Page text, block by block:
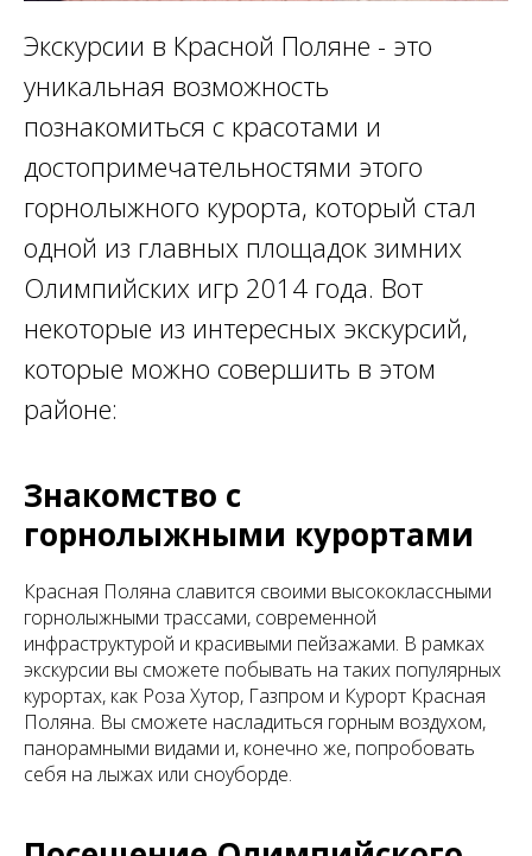
Экскурсии в Красной Поляне - это
уникальная возможность
познакомиться с красотами и
достопримечательностями этого
горнолыжного курорта, который стал
одной из главных площадок зимних
Олимпийских игр 2014 года. Вот
некоторые из интересных экскурсий,
которые можно совершить в этом
районе:
Знакомство с
горнолыжными курортами
Красная Поляна славится своими высококлассными
горнолыжными трассами, современной
инфраструктурой и красивыми пейзажами. В рамках
экскурсии вы сможете побывать на таких популярных
курортах, как Роза Хутор, Газпром и Курорт Красная
Поляна. Вы сможете насладиться горным воздухом,
панорамными видами и, конечно же, попробовать
себя на лыжах или сноуборде.